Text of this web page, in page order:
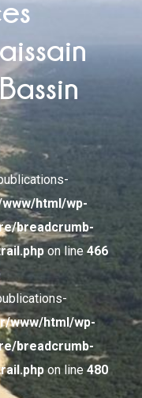
html/wp-
breadcrumb-
on line 466
www/html/wp-
breadcrumb-
on line 480